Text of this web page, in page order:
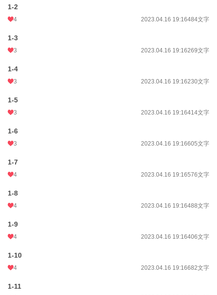
と思います。
内容となっております。
小説
恋愛
お気に入り
24h.ポイント
初回完結日時
月間ポイント
年間ポイント
累計ポイント
1-2
4 2023.04.16 19:16484文字
1-3
3 2023.04.16 19:16269文字
1-4
3 2023.04.16 19:16230文字
1-5
3 2023.04.16 19:16414文字
1-6
3 2023.04.16 19:16605文字
1-7
4 2023.04.16 19:16576文字
1-8
4 2023.04.16 19:16488文字
1-9
4 2023.04.16 19:16406文字
1-10
4 2023.04.16 19:16682文字
1-11